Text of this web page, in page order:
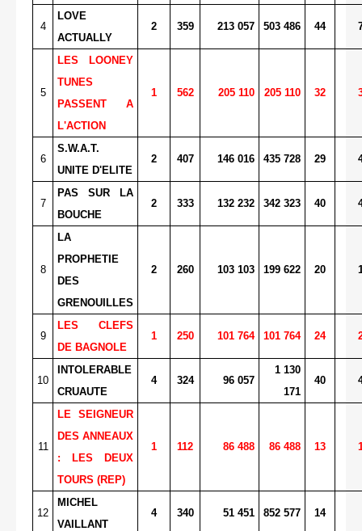
4
LOVE
ACTUALLY
2 359 213 057 503 486 44
5
LES LOONEY
TUNES
PASSENT A
L'ACTION
1 562 205 110 205 110 32
6
S.W.A.T.
UNITE D'ELITE
2 407 146 016 435 728 29
7
PAS SUR LA
BOUCHE
2 333 132 232 342 323 40
8
LA
PROPHETIE
DES
GRENOUILLES
2 260 103 103 199 622 20
9
LES CLEFS
DE BAGNOLE
1 250 101 764 101 764 24
10
INTOLERABLE
CRUAUTE
4 324 96 057
1 130
171
40
11
LE SEIGNEUR
DES ANNEAUX
: LES DEUX
TOURS (REP)
1 112 86 488 86 488 13
12
MICHEL
VAILLANT
4 340 51 451 852 577 14